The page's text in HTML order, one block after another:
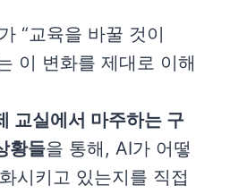
“교육을 바꿀 것이
이 변화를 제대로 이해
교실에서 마주하는 구
황들을 통해, AI가 어떻
시키고 있는지를 직접